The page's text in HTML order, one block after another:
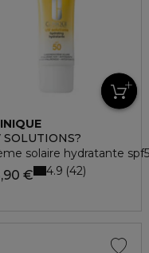
Visage SPF 50 30ml
SOLUTIONS?
solaire hydratante
€ 4.9 42